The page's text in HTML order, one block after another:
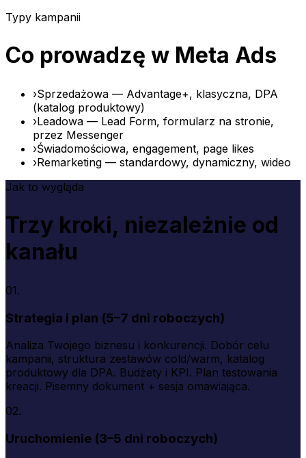
Typy kampanii
Co prowadzę w Meta Ads
›Sprzedażowa — Advantage+, klasyczna, DPA
(katalog produktowy)
›Leadowa — Lead Form, formularz na stronie,
przez Messenger
›Świadomościowa, engagement, page likes
›Remarketing — standardowy, dynamiczny, wideo
Jak to wygląda
Trzy kroki, niezależnie od
kanału
01.
Strategia i plan (5–7 dni roboczych)
Analiza Twojego biznesu i konkurencji. Dobór celu
kampanii, struktura zestawów cold/warm, katalog
produktowy dla DPA. Budżety i KPI. Plan testowania
kreacji. Pisemny dokument + sesja omawiająca.
02.
Uruchomienie (3–5 dni roboczych)